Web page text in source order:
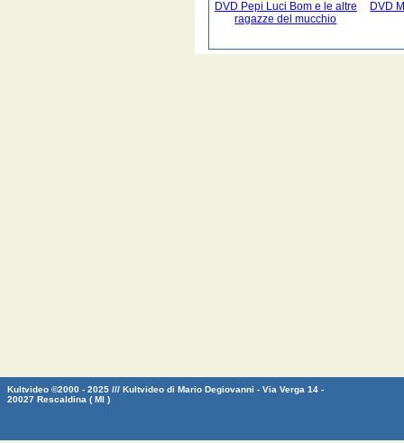
DVD Pepi Luci Bom e le altre
ragazze del mucchio
DVD
Kultvideo ©2000 - 2025 /// Kultvideo di Mario Degiovanni - Via Verga 14 -
20027 Rescaldina ( MI )